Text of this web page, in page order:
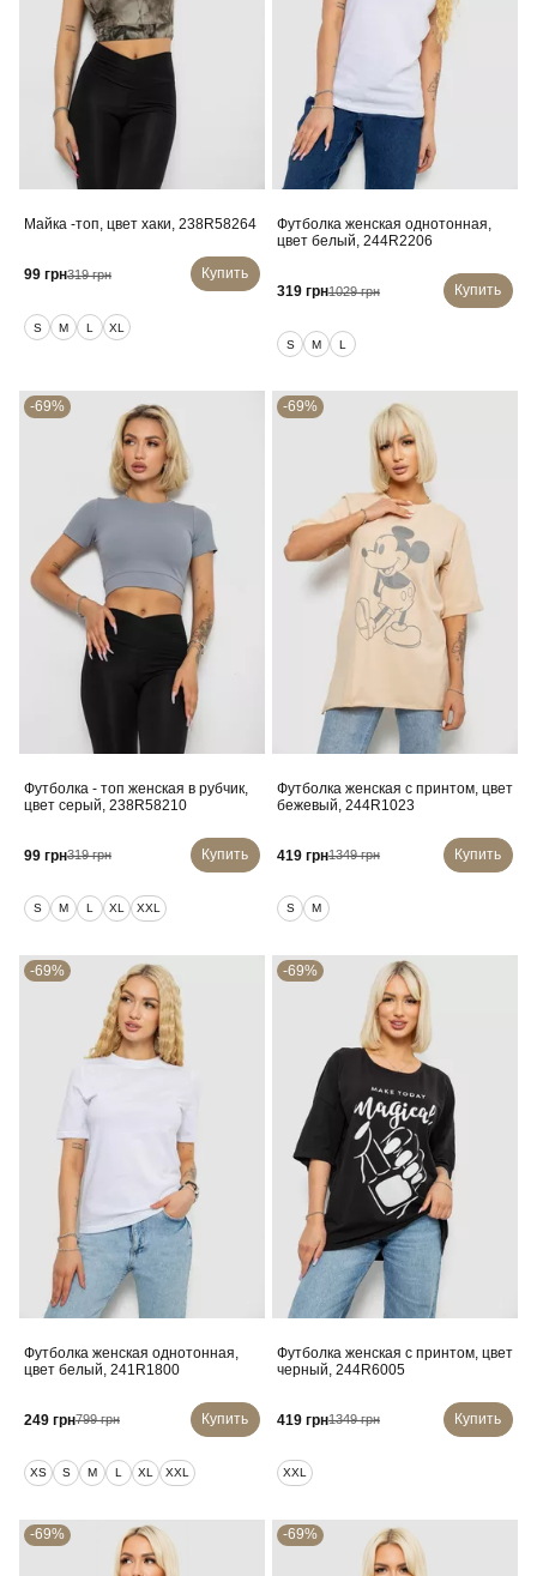
Майка -топ, цвет хаки, 238R58264
99 грн319 грн Купить
S M L XL
Футболка женская однотонная,
цвет белый, 244R2206
319 грн1029 грн Купить
S M L
-69%
Футболка - топ женская в рубчик,
цвет серый, 238R58210
99 грн319 грн Купить
S M L XL XXL
-69%
Футболка женская с принтом, цвет
бежевый, 244R1023
419 грн1349 грн Купить
S M
-69%
Футболка женская однотонная,
цвет белый, 241R1800
249 грн799 грн Купить
XS S M L XL XXL
-69%
Футболка женская с принтом, цвет
черный, 244R6005
419 грн1349 грн Купить
XXL
-69% -69%